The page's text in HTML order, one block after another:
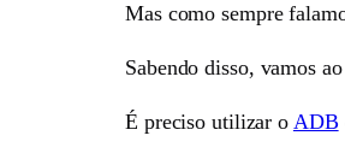
Mas como sempre
Sabendo disso, vamos
É preciso utilizar o ADB